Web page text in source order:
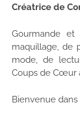
Créatrice de
Gourmande
maquillage, de
mode, de
Coups de Cœur
Bienvenue